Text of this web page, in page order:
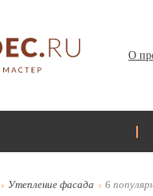
О
Утепление фасада 6